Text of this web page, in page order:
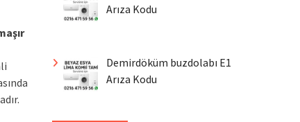
Arıza Kodu
Demirdöküm buzdolabı E1
Arıza Kodu